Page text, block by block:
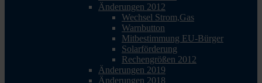
Änderungen 2012
Wechsel Strom,Gas
Warnbutton
Mitbestimmung EU-Bürger
Solarförderung
Rechengrößen 2012
Änderungen 2019
Änderungen 2018